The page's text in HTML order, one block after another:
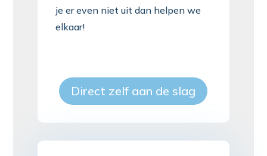
je er even niet uit dan helpen we
elkaar!
Direct zelf aan de slag